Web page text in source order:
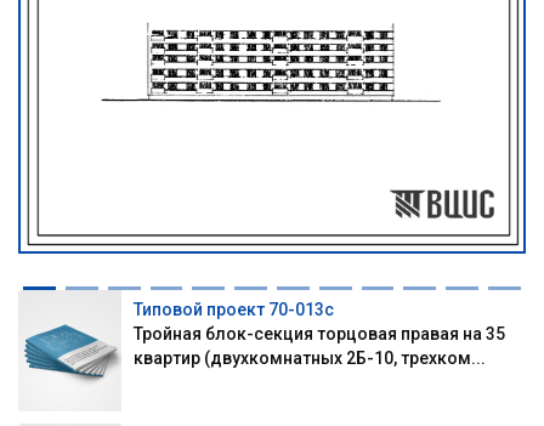
Типовой проект 70-013с
Тройная блок-секция торцовая правая на 35
квартир (двухкомнатных 2Б-10, трехком...